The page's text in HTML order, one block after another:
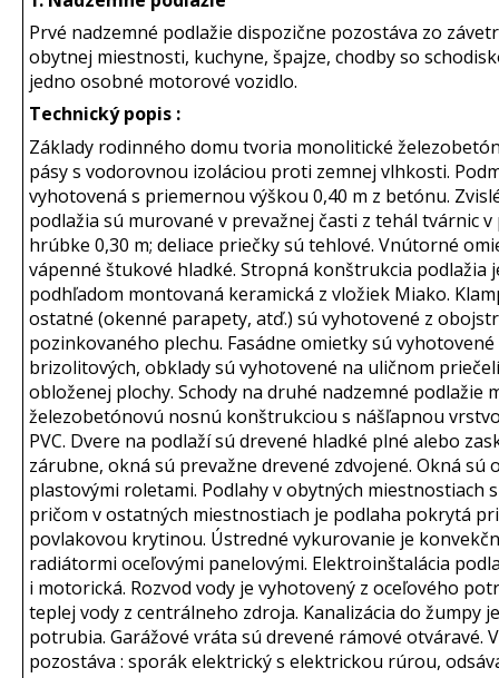
Prvé nadzemné podlažie dispozične pozostáva zo
obytnej miestnosti, kuchyne, špajze, chodby so
jedno osobné motorové vozidlo.
Technický popis :
Základy rodinného domu tvoria monolitické
pásy s vodorovnou izoláciou proti zemnej vlhkosti.
vyhotovená s priemernou výškou 0,40 m z betónu.
podlažia sú murované v prevažnej časti z tehál tvárnic v
hrúbke 0,30 m; deliace priečky sú tehlové. Vnútorné
vápenné štukové hladké. Stropná konštrukcia podlažia
podhľadom montovaná keramická z vložiek Miako.
ostatné (okenné parapety, atď.) sú vyhotovené z
pozinkovaného plechu. Fasádne omietky sú
brizolitových, obklady sú vyhotovené na uličnom
obloženej plochy. Schody na druhé nadzemné podlažie
železobetónovú nosnú konštrukciou s nášľapnou
PVC. Dvere na podlaží sú drevené hladké plné alebo
zárubne, okná sú prevažne drevené zdvojené. Okná sú
plastovými roletami. Podlahy v obytných miestnostiach
pričom v ostatných miestnostiach je podlaha pokrytá
povlakovou krytinou. Ústredné vykurovanie je
radiátormi oceľovými panelovými. Elektroinštalácia
i motorická. Rozvod vody je vyhotovený z oceľového
teplej vody z centrálneho zdroja. Kanalizácia do žumpy
potrubia. Garážové vráta sú drevené rámové otváravé.
pozostáva : sporák elektrický s elektrickou rúrou,